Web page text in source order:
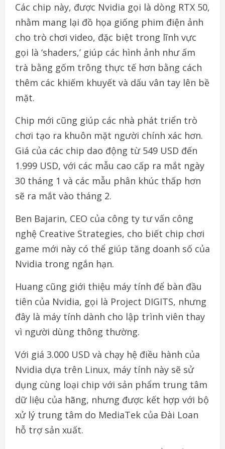
Các chip này, được Nvidia gọi là dòng RTX 50,
nhằm mang lại đồ họa giống phim điện ảnh
cho trò chơi video, đặc biệt trong lĩnh vực
gọi là ‘shaders,’ giúp các hình ảnh như ấm
trà bằng gốm trông thực tế hơn bằng cách
thêm các khiếm khuyết và dấu vân tay lên bề
mặt.
Chip mới cũng giúp các nhà phát triển trò
chơi tạo ra khuôn mặt người chính xác hơn.
Giá của các chip dao động từ 549 USD đến
1.999 USD, với các mẫu cao cấp ra mắt ngày
30 tháng 1 và các mẫu phân khúc thấp hơn
sẽ ra mắt vào tháng 2.
Ben Bajarin, CEO của công ty tư vấn công
nghệ Creative Strategies, cho biết chip chơi
game mới này có thể giúp tăng doanh số của
Nvidia trong ngắn hạn.
Huang cũng giới thiệu máy tính để bàn đầu
tiên của Nvidia, gọi là Project DIGITS, nhưng
đây là máy tính dành cho lập trình viên thay
vì người dùng thông thường.
Với giá 3.000 USD và chạy hệ điều hành của
Nvidia dựa trên Linux, máy tính này sẽ sử
dụng cùng loại chip với sản phẩm trung tâm
dữ liệu của hãng, nhưng được kết hợp với bộ
xử lý trung tâm do MediaTek của Đài Loan
hỗ trợ sản xuất.